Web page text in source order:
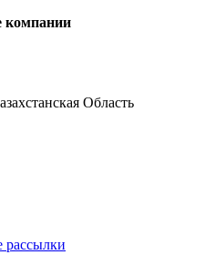
компании
Область